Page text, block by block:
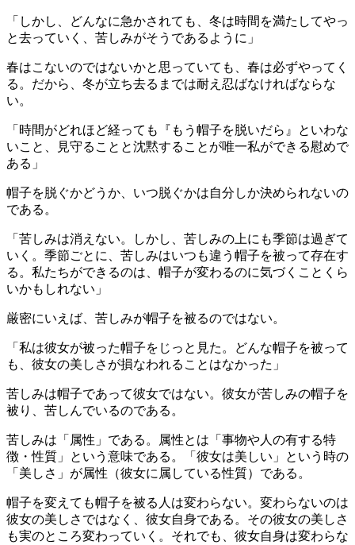
「しかし、どんなに急かされても、冬は時間を満たしてやっ
と去っていく、苦しみがそうであるように」
春はこないのではないかと思っていても、春は必ずやってく
る。だから、冬が立ち去るまでは耐え忍ばなければならな
い。
「時間がどれほど経っても『もう帽子を脱いだら』といわな
いこと、見守ることと沈黙することが唯一私ができる慰めで
ある」
帽子を脱ぐかどうか、いつ脱ぐかは自分しか決められないの
である。
「苦しみは消えない。しかし、苦しみの上にも季節は過ぎて
いく。季節ごとに、苦しみはいつも違う帽子を被って存在す
る。私たちができるのは、帽子が変わるのに気づくことくら
いかもしれない」
厳密にいえば、苦しみが帽子を被るのではない。
「私は彼女が被った帽子をじっと見た。どんな帽子を被って
も、彼女の美しさが損なわれることはなかった」
苦しみは帽子であって彼女ではない。彼女が苦しみの帽子を
被り、苦しんでいるのである。
苦しみは「属性」である。属性とは「事物や人の有する特
徴・性質」という意味である。「彼女は美しい」という時の
「美しさ」が属性（彼女に属している性質）である。
帽子を変えても帽子を被る人は変わらない。変わらないのは
彼女の美しさではなく、彼女自身である。その彼女の美しさ
も実のところ変わっていく。それでも、彼女自身は変わらな